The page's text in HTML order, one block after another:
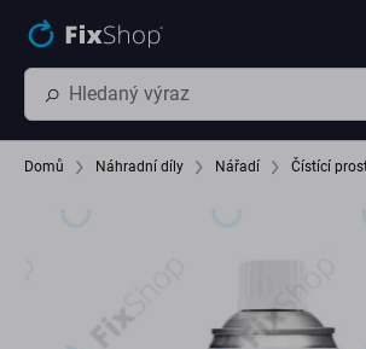
Domů Náhradní díly Nářadí Čístící